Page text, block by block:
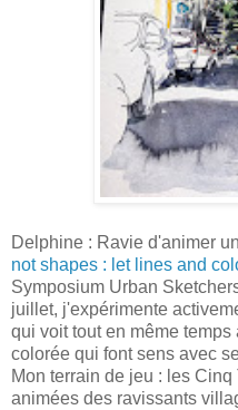
Delphine : Ravie d'animer un
not shapes : let lines and
Symposium Urban
juillet, j'expérimente
qui voit tout en même
colorée qui font sens avec
Mon terrain de jeu : les
animées des ravissants